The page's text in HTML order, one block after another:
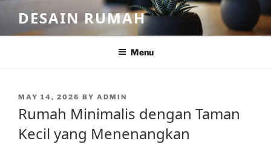
content
DESAIN RUMAH
Menu
POSTED
MAY 14, 2026 BY ADMIN
Rumah Minimalis dengan Taman
Kecil yang Menenangkan